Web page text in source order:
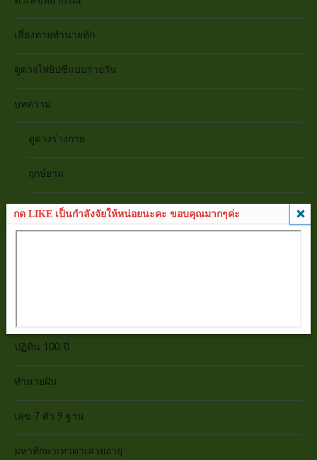
เสี่ยงทายทำนายทัก
ดูดวงไพ่ยิปซีแบบรายวัน
บทความ
ดูดวงร่างกาย
ฤกษ์ยาม
ทายนิสัย
ปฏิทิน 100 ปี
ทำนายฝัน
เลข 7 ตัว 9 ฐาน
มหาทักษาเทวดาเสวยอายุ
กด LIKE เป็นกำลังจัยให้หน่อยนะคะ ขอบคุณมากๆค่ะ